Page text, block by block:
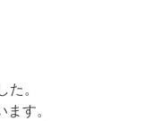
。
す。